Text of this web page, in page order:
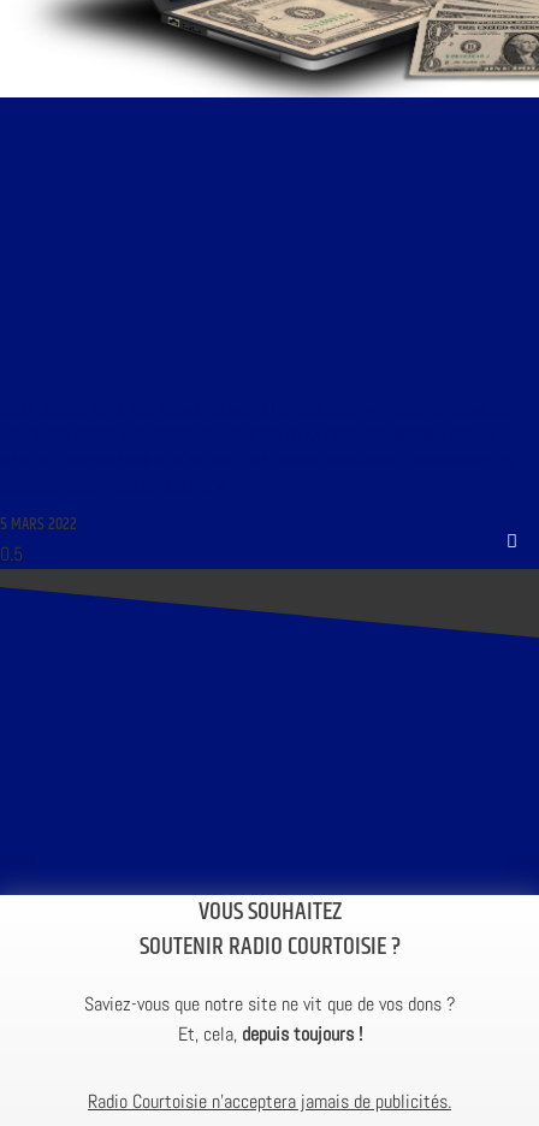
5 MARS 2022
VOUS SOUHAITEZ
SOUTENIR RADIO COURTOISIE ?
Saviez-vous que notre site ne vit que de vos dons ?
Et, cela, depuis toujours !
Radio Courtoisie n’acceptera jamais de publicités.